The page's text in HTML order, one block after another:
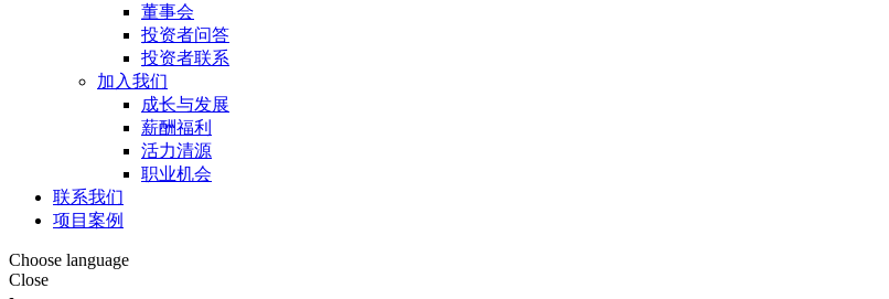
董事会
投资者问答
投资者联系
加入我们
成长与发展
薪酬福利
活力清源
职业机会
联系我们
项目案例
Choose language
Close